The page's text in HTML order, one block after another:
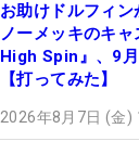
お助けドルフィン
ノーメッキのキ
High Spin』、9
【打ってみた】
2026年8月7日 (金)